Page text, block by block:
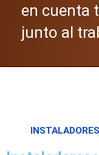
en cuenta
junto al